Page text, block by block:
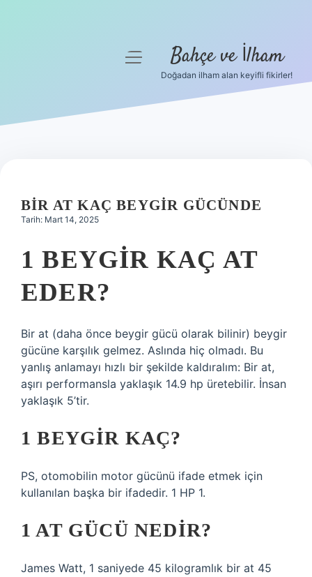
Hakkımızda
menüyü
Bahçe ve İlham
Doğadan ilham alan keyifli fikirler!
BIR AT KAÇ BEYGIR GÜCÜNDE
Tarih: Mart 14, 2025
1 BEYGIR KAÇ AT
EDER?
Bir at (daha önce beygir gücü olarak bilinir) beygir
gücüne karşılık gelmez. Aslında hiç olmadı. Bu
yanlış anlamayı hızlı bir şekilde kaldıralım: Bir at,
aşırı performansla yaklaşık 14.9 hp üretebilir. İnsan
yaklaşık 5’tir.
1 BEYGIR KAÇ?
PS, otomobilin motor gücünü ifade etmek için
kullanılan başka bir ifadedir. 1 HP 1.
1 AT GÜCÜ NEDIR?
James Watt, 1 saniyede 45 kilogramlık bir at 45